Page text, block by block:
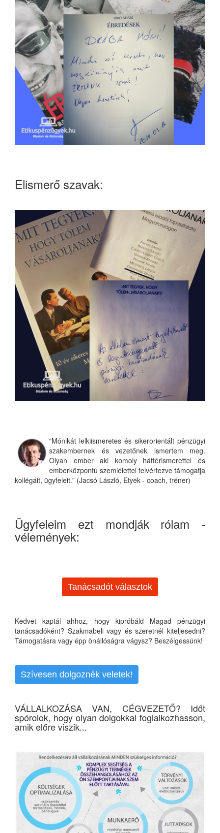
Elismerő szavak:
"Mónikát lelkiismeretes és sikerorientált pénzügyi
szakembernek és vezetőnek ismertem meg.
Olyan ember aki komoly háttérismerettel és
emberközpontú szemlélettel felvértezve támogatja
kollégáit, ügyfeleit." (Jacsó László, Etyek - coach, tréner)
Ügyfeleim ezt mondják rólam -
vélemények:
Tanácsadót választok
Kedvet kaptál ahhoz, hogy kipróbáld Magad pénzügyi
tanácsadóként? Szakmabeli vagy és szeretnél kiteljesedni?
Támogatásra vagy épp önállóságra vágysz? Beszélgessünk!
Szívesen dolgoznék veletek!
VÁLLALKOZÁSA VAN, CÉGVEZETŐ? Időt
spórolok, hogy olyan dolgokkal foglalkozhasson,
amik előre viszik...